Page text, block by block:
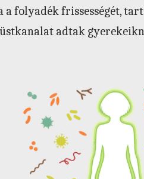
a folyadék frissességét,
adtak